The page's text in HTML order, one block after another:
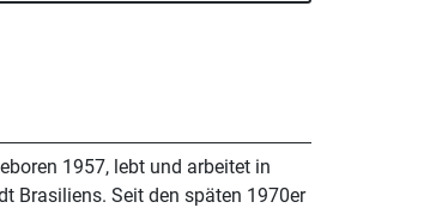
1957, lebt und arbeitet in
Brasiliens. Seit den späten 1970er